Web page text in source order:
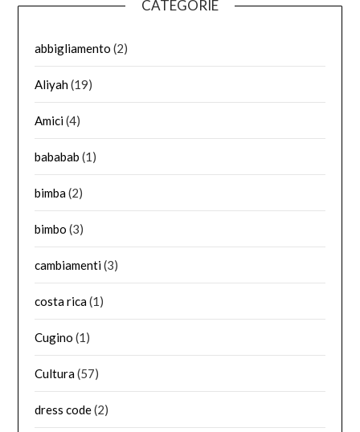
CATEGORIE
abbigliamento (2)
Aliyah(19)
Amici(4)
bababab (1)
bimba(2)
bimbo (3)
cambiamenti(3)
costa rica(1)
Cugino (1)
Cultura(57)
dress code(2)